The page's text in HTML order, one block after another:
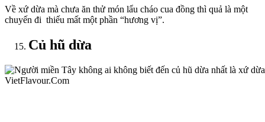
Về xứ dừa mà chưa ăn thử món lẩu cháo cua đồng thì quả là một
chuyến đi thiếu mất một phần “hương vị”.
Củ hũ dừa